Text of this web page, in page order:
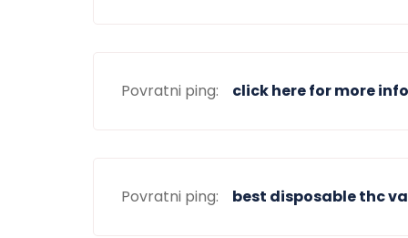
Povratni ping: click here for more info
Povratni ping: best disposable thc